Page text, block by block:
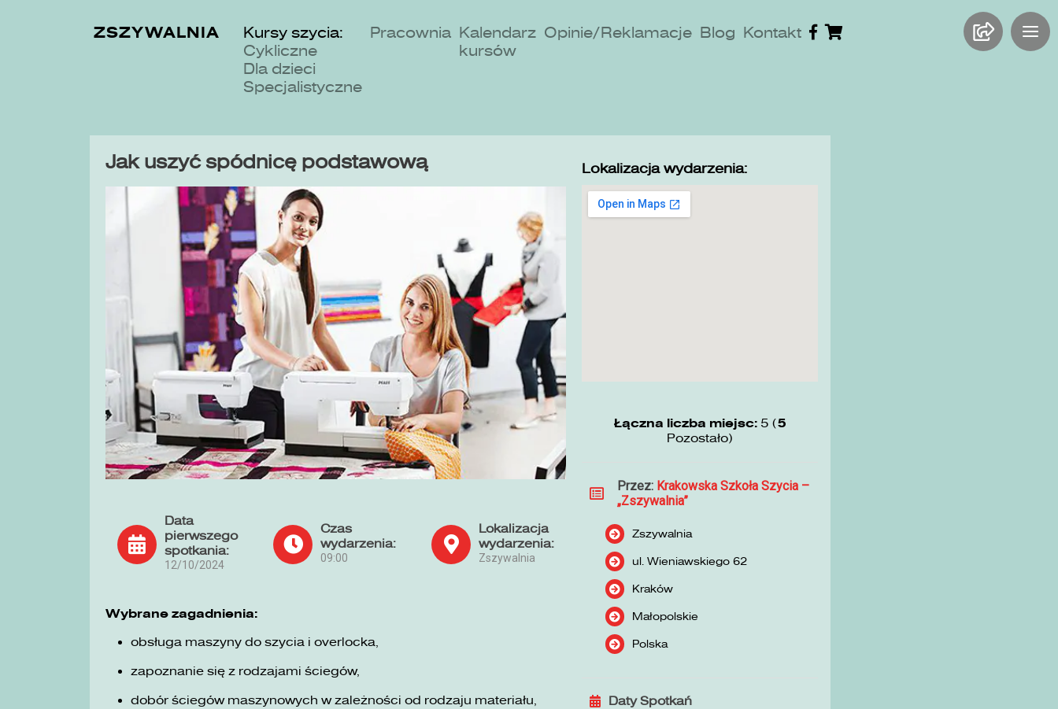
ZSZYWALNIA
Kursy szycia:
Cykliczne
Dla dzieci
Specjalistyczne
Pracownia Kalendarz
kursów
Opinie/Reklamacje Blog Kontakt
Jak uszyć spódnicę podstawową
Data
pierwszego
spotkania:
12/10/2024
Czas
wydarzenia:
09:00
Lokalizacja
wydarzenia:
Zszywalnia
Wybrane zagadnienia:
obsługa maszyny do szycia i overlocka,
zapoznanie się z rodzajami ściegów,
dobór ściegów maszynowych w zależności od rodzaju materiału,
Lokalizacja wydarzenia:
Łączna liczba miejsc: 5 (5
Pozostało)
Przez: Krakowska Szkoła Szycia –
„Zszywalnia”
Zszywalnia
ul. Wieniawskiego 62
Kraków
Małopolskie
Polska
Daty Spotkań